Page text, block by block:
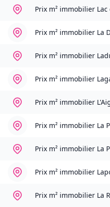
Prix m² immobilier
Prix m² immobilier La
Prix m² immobilier
Prix m² immobilier
Prix m² immobilier
Prix m² immobilier La
Prix m² immobilier La
Prix m² immobilier
Prix m² immobilier La